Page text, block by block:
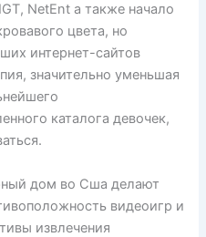
NetEnt а также начало
цвета, но
интернет-сайтов
значительно уменьшая
каталога девочек,
дом во Сша делают
видеоигр и
извлечения